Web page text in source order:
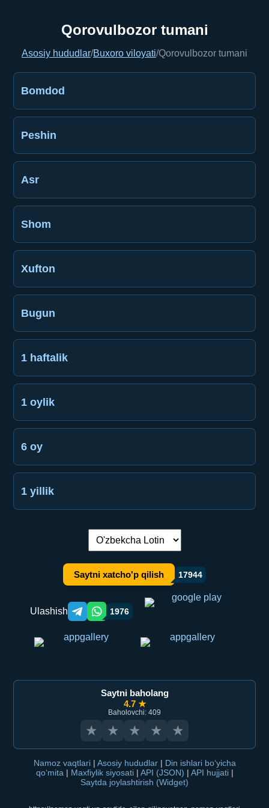
Qorovulbozor tumani
Asosiy hududlar/Buxoro viloyati/Qorovulbozor tumani
Bomdod
Peshin
Asr
Shom
Xufton
Bugun
1 haftalik
1 oylik
6 oy
1 yillik
Tilni almashtirish:
Saytni xatcho'p qilish 17944
Ulashish Telegram orqali ulashish
WhatsApp orqali ulashish
1976
Saytni baholang
4.7 ★
Baholovchi: 409
★ ★ ★ ★ ★
Namoz vaqtlari | Asosiy hududlar | Din ishlari bo‘yicha
qo‘mita | Maxfiylik siyosati | API (JSON) | API hujjati |
Saytda joylashtirish (Widget)